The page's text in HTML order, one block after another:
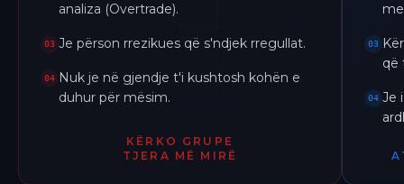
analiza (Overtrade).
03 Je përson rrezikues që s'ndjek rregullat.
04 Nuk je në gjendje t'i kushtosh kohën e
duhur për mësim.
KËRKO GRUPE
TJERA MË MIRË
03
që
04 Je